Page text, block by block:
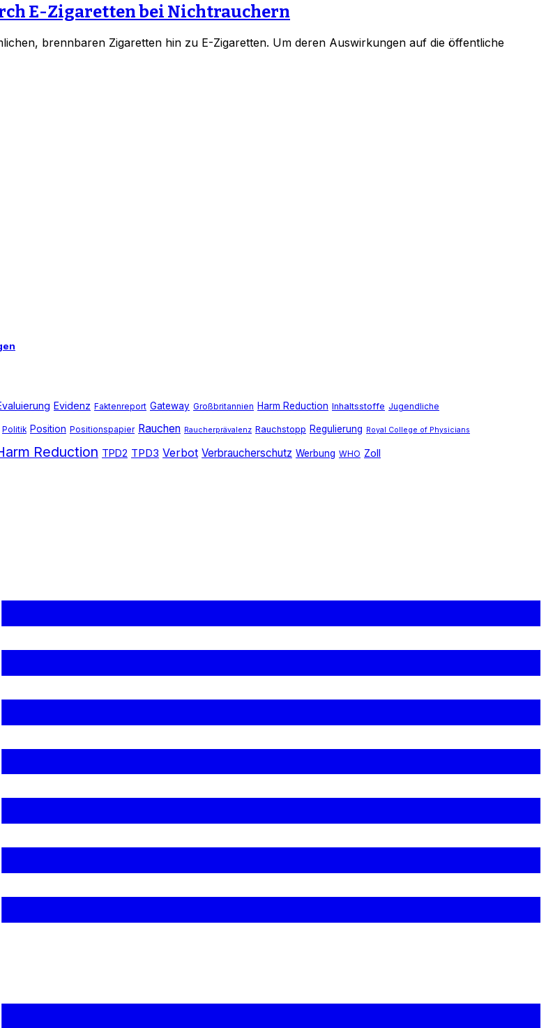
E-Zigaretten bei Nichtrauchern
brennbaren Zigaretten hin zu E-Zigaretten. Um deren Auswirkungen auf die öffentliche
Evidenz Faktenreport Gateway Großbritannien Harm Reduction Inhaltsstoffe Jugendliche
Politik Position Positionspapier Rauchen Raucherprävalenz Rauchstopp Regulierung Royal College of Physicians
Reduction TPD2 TPD3 Verbot Verbraucherschutz Werbung WHO Zoll